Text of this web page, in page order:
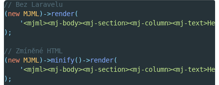
// Bez Laravelu
(new MJML )->render(
'<mjml><mj-body><mj-section><mj-column><mj-
);
// Zmíněné HTML
(new MJML )->minify()->render(
'<mjml><mj-body><mj-section><mj-column><mj-
);